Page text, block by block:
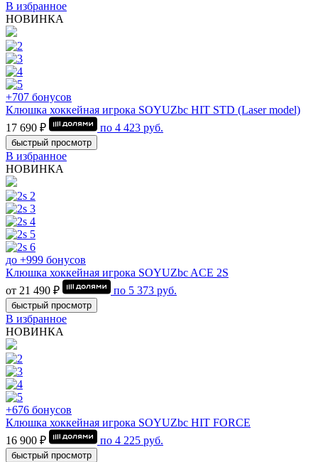
В избранное
НОВИНКА
+707 бонусов
Клюшка хоккейная игрока SOYUZbc HIT STD (Laser model)
17 690 ₽
по 4 423 руб.
быстрый просмотр
В избранное
НОВИНКА
до +999 бонусов
Клюшка хоккейная игрока SOYUZbc ACE 2S
от 21 490 ₽
по 5 373 руб.
быстрый просмотр
В избранное
НОВИНКА
+676 бонусов
Клюшка хоккейная игрока SOYUZbc HIT FORCE
16 900 ₽
по 4 225 руб.
быстрый просмотр